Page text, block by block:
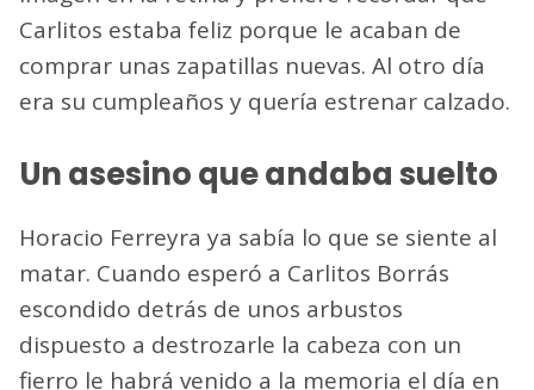
Carlitos estaba feliz porque le acaban de
comprar unas zapatillas nuevas. Al otro día
era su cumpleaños y quería estrenar calzado.
Un asesino que andaba suelto
Horacio Ferreyra ya sabía lo que se siente al
matar. Cuando esperó a Carlitos Borrás
escondido detrás de unos arbustos
dispuesto a destrozarle la cabeza con un
fierro le habrá venido a la memoria el día en